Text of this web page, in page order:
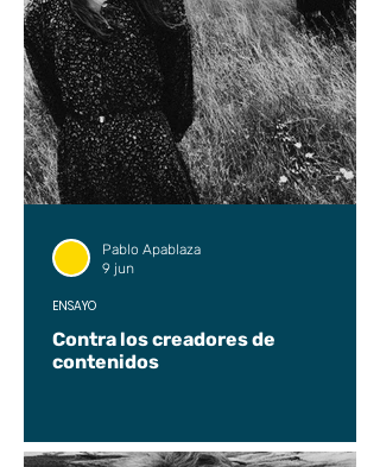
Contra los creadores de
contenidos
ENSAYO
Pablo Apablaza
9 jun